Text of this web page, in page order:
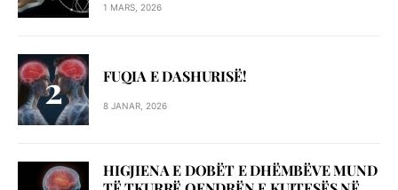
1 MARS, 2026
FUQIA E DASHURISË!
8 JANAR, 2026
HIGJIENA E DOBËT E DHËMBËVE MUND